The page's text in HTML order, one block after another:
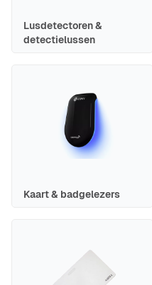
Lusdetectoren &
detectielussen
Kaart & badgelezers